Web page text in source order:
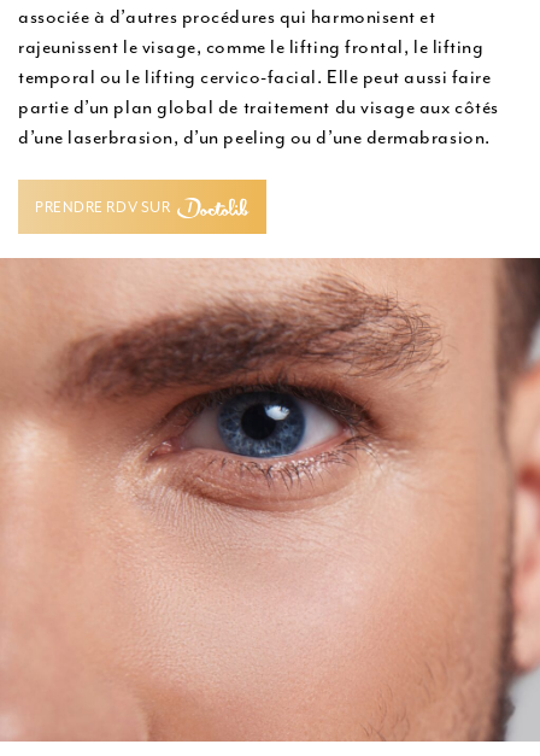
associée à d’autres procédures qui harmonisent et
rajeunissent le visage, comme le lifting frontal, le lifting
temporal ou le lifting cervico-facial. Elle peut aussi faire
partie d’un plan global de traitement du visage aux côtés
d’une laserbrasion, d’un peeling ou d’une dermabrasion.
PRENDRE RDV SUR